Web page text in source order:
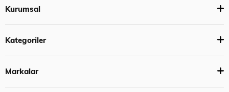
Kurumsal
Kategoriler
Markalar